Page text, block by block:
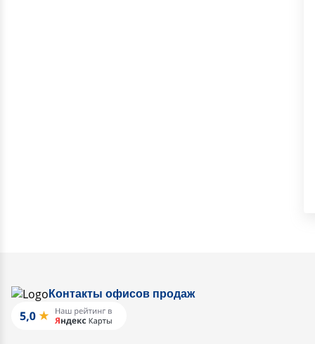
Контакты офисов продаж